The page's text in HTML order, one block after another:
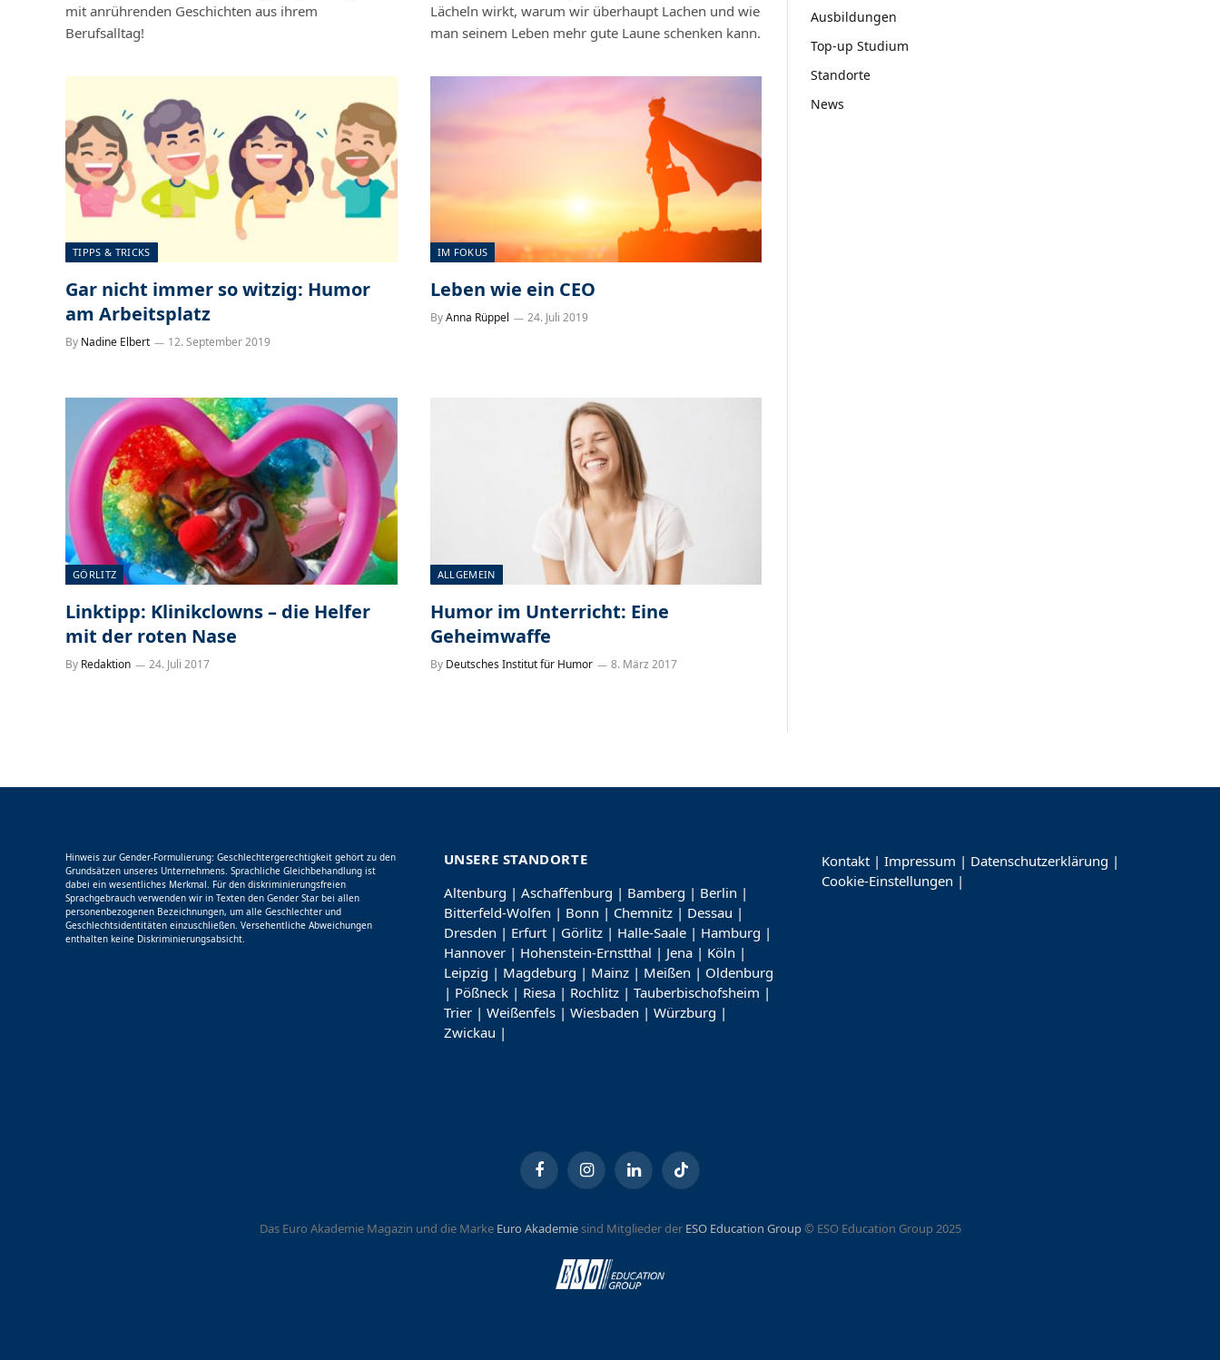
mit anrührenden Geschichten aus ihrem
Berufsalltag!
Lächeln wirkt, warum wir überhaupt Lachen und wie
man seinem Leben mehr gute Laune schenken kann.
TIPPS & TRICKS
Gar nicht immer so witzig: Humor
am Arbeitsplatz
By Nadine Elbert 12. September 2019
IM FOKUS
Leben wie ein CEO
ByAnna Rüppel 24. Juli 2019
GÖRLITZ
Linktipp: Klinikclowns – die Helfer
mit der roten Nase
By Redaktion 24. Juli 2017
ALLGEMEIN
Humor im Unterricht: Eine
Geheimwaffe
By Deutsches Institut für Humor 8. März 2017
Ausbildungen
Top-up Studium
Standorte
News
Hinweis zur Gender-Formulierung: Geschlechtergerechtigkeit gehört zu den
Grundsätzen unseres Unternehmens. Sprachliche Gleichbehandlung ist
dabei ein wesentliches Merkmal. Für den diskriminierungsfreien
Sprachgebrauch verwenden wir in Texten den Gender Star bei allen
personenbezogenen Bezeichnungen, um alle Geschlechter und
Geschlechtsidentitäten einzuschließen. Versehentliche Abweichungen
enthalten keine Diskriminierungsabsicht.
UNSERE STANDORTE
Altenburg | Aschaffenburg | Bamberg | Berlin |
Bitterfeld-Wolfen | Bonn | Chemnitz| Dessau |
Dresden | Erfurt| Görlitz| Halle-Saale| Hamburg |
Hannover| Hohenstein-Ernstthal | Jena| Köln |
Leipzig | Magdeburg | Mainz| Meißen | Oldenburg
| Pößneck| Riesa| Rochlitz| Tauberbischofsheim |
Trier| Weißenfels| Wiesbaden | Würzburg |
Zwickau |
Kontakt |Impressum | Datenschutzerklärung |
Cookie-Einstellungen |
FacebookInstagramLinkedInTikTok
Das Euro Akademie Magazin und die Marke Euro Akademiesind Mitglieder der ESO Education Group© ESO Education Group 2025